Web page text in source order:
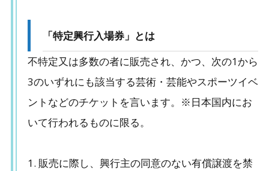
「特定興行入場券」とは
不特定又は多数の者に販売され、かつ、次の1から
3のいずれにも該当する芸術・芸能やスポーツイベ
ントなどのチケットを言います。※日本国内にお
いて行われるものに限る。
販売に際し、興行主の同意のない有償譲渡を禁